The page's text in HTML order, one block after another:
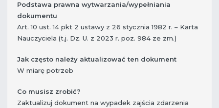
Podstawa prawna wytwarzania/wypełniania
dokumentu
Art. 10 ust. 14 pkt 2 ustawy z 26 stycznia 1982 r. – Karta
Nauczyciela (t.j. Dz. U. z 2023 r. poz. 984 ze zm.)
Jak często należy aktualizować ten dokument
W miarę potrzeb
Co musisz zrobić?
​ Zaktualizuj dokument na wypadek zajścia zdarzenia